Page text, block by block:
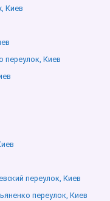
Киев
переулок, Киев
переулок, Киев
переулок, Киев